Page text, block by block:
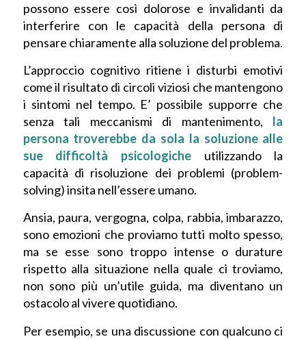
possono essere così dolorose e invalidanti da
interferire con le capacità della persona di
pensare chiaramente alla soluzione del problema.
L’approccio cognitivo ritiene i disturbi emotivi
come il risultato di circoli viziosi che mantengono
i sintomi nel tempo. E’ possibile supporre che
senza tali meccanismi di mantenimento, la
persona troverebbe da sola la soluzione alle
sue difficoltà psicologiche utilizzando la
capacità di risoluzione dei problemi (problem-
solving) insita nell’essere umano.
Ansia, paura, vergogna, colpa, rabbia, imbarazzo,
sono emozioni che proviamo tutti molto spesso,
ma se esse sono troppo intense o durature
rispetto alla situazione nella quale ci troviamo,
non sono più un’utile guida, ma diventano un
ostacolo al vivere quotidiano.
Per esempio, se una discussione con qualcuno ci